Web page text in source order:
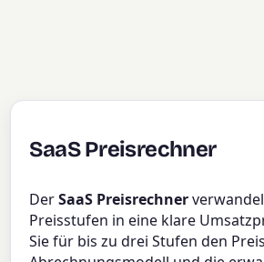
SaaS Preisrechner
DerSaaS Preisrechner
Preisstufen in eine klare
Sie für bis zu drei Stufen den